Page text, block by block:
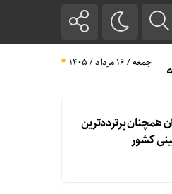
جمعه / ۱۶ مرداد / ۱۴۰۵
همچنان پرترددترین
کشور